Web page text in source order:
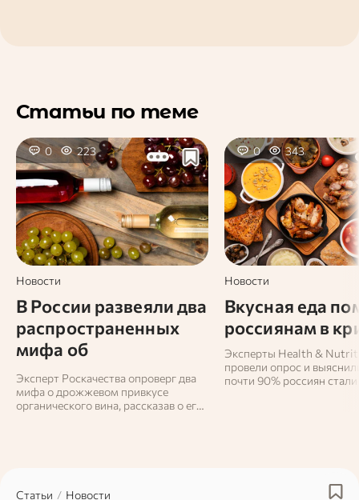
Статьи по теме
0 223
Новости
В России развеяли два
распространенных
мифа об
органическом вине
Эксперт Роскачества опроверг два
мифа о дрожжевом привкусе
органического вина, рассказав о его
0 343
Новости
Вкусная еда
россиянам в
Эксперты Health &
провели опрос и
почти 90% россиян
Статьи / Новости